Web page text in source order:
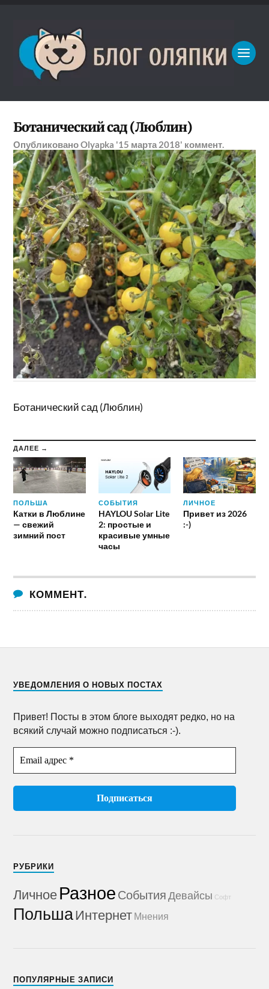
Ботанический сад (Люблин)
ОпубликованоOlyapka '15 марта 2018' коммент.
Ботанический сад (Люблин)
ДАЛЕЕ →
ПОЛЬША
Катки в Люблине
— свежий
зимний пост
СОБЫТИЯ
HAYLOU Solar Lite
2: простые и
красивые умные
часы
ЛИЧНОЕ
Привет из 2026
:-)
КОММЕНТ.
УВЕДОМЛЕНИЯ О НОВЫХ ПОСТАХ
Привет! Посты в этом блоге выходят редко, но на
всякий случай можно подписаться :-).
РУБРИКИ
ЛичноеРазное СобытияДевайсы Софт
ПольшаИнтернет Мнения
ПОПУЛЯРНЫЕ ЗАПИСИ